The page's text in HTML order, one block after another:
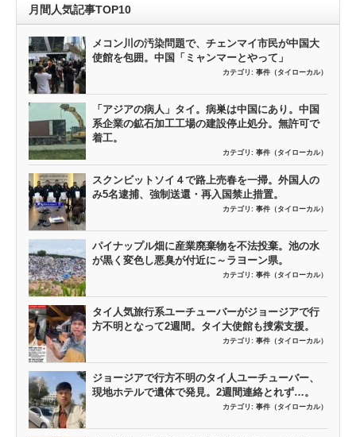
月間人気記事TOP10
メコン川の汚染問題で、チェンマイ市民が中国大
使館を包囲。中国「ミャンマーとやって」
カテゴリ: 事件（タイローカル）
「アジアの病人」タイ。病巣は中国にあり。中国
系企業の鉱石加工工場の建設停止処分。無許可で
着工。
カテゴリ: 事件（タイローカル）
スクンビットソイ４で路上売春を一掃。外国人の
み5名逮捕、強制送還・再入国禁止措置。
カテゴリ: 事件（タイローカル）
パイナップル畑に産業廃棄物を不法投棄。池の水
が黒く変色し悪臭が付近に～ラヨーン県。
カテゴリ: 事件（タイローカル）
タイ人気旅行系ユーチューバーがジョージアで行
方不明となって2週間。タイ大使館も捜索支援。
カテゴリ: 事件（タイローカル）
ジョージアで行方不明のタイ人ユーチューバー、
現地ホテルで遺体で発見。2週間連絡とれず…。
カテゴリ: 事件（タイローカル）